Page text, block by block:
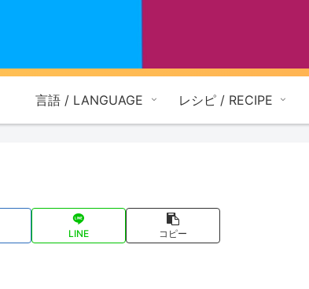
言語 / LANGUAGE レシピ / RECIPE
LINE コピー